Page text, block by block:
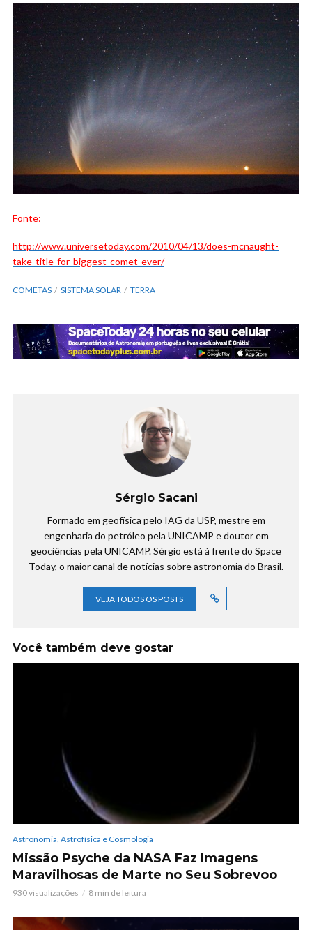
Fonte:
http://www.universetoday.com/2010/04/13/does-mcnaught-
take-title-for-biggest-comet-ever/
COMETAS SISTEMA SOLAR TERRA
Sérgio Sacani
Formado em geofísica pelo IAG da USP, mestre em
engenharia do petróleo pela UNICAMP e doutor em
geociências pela UNICAMP. Sérgio está à frente do Space
Today, o maior canal de notícias sobre astronomia do Brasil.
VEJA TODOS OS POSTS
Você também deve gostar
Astronomia, Astrofísica e Cosmologia
Missão Psyche da NASA Faz Imagens
Maravilhosas de Marte no Seu Sobrevoo
930 visualizações 8 min de leitura